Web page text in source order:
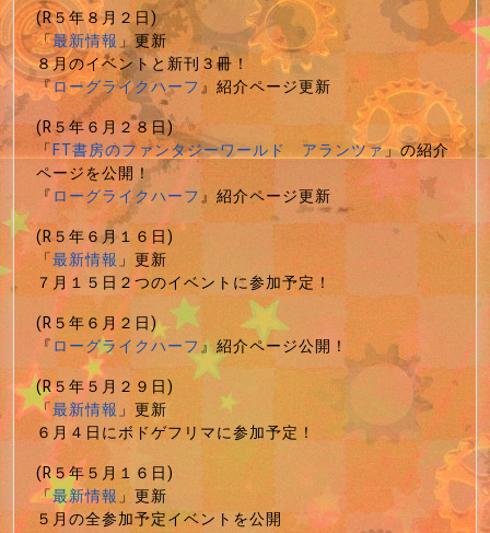
(R５年８月２日)
「最新情報」更新
８月のイベントと新刊３冊！
『ローグライクハーフ』紹介ページ更新
(R５年６月２８日)
「FT書房のファンタジーワールド アランツァ」の紹介
ページを公開！
『ローグライクハーフ』紹介ページ更新
(R５年６月１６日)
「最新情報」更新
７月１５日２つのイベントに参加予定！
(R５年６月２日)
『ローグライクハーフ』紹介ページ公開！
(R５年５月２９日)
「最新情報」更新
６月４日にボドゲフリマに参加予定！
(R５年５月１６日)
「最新情報」更新
５月の全参加予定イベントを公開